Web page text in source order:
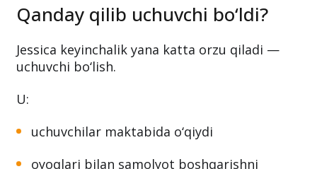
Qanday qilib uchuvchi bo‘ldi?
Jessica keyinchalik yana katta orzu qiladi —
uchuvchi bo‘lish.
U:
uchuvchilar maktabida o‘qiydi
oyoqlari bilan samolyot boshqarishni